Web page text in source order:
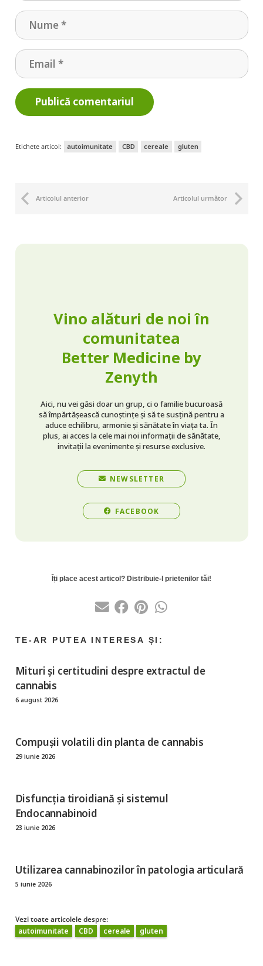
Mituri și certitudini despre extractul de
cannabis
6 august 2026
Compușii volatili din planta de cannabis
29 iunie 2026
Disfuncția tiroidiană și sistemul
Endocannabinoid
23 iunie 2026
Utilizarea cannabinozilor în patologia articulară
5 iunie 2026
Vezi toate articolele despre:
autoimunitate
CBD cereale gluten
Publică comentariul
Etichete articol: autoimunitate CBD cereale gluten
Articolul anterior Articolul următor
Vino alături de noi în
comunitatea
Better Medicine by
Zenyth
Aici, nu vei găsi doar un grup, ci o familie bucuroasă
să împărtășească cunoștințe și să te susțină pentru a
aduce echilibru, armonie și sănătate în viața ta. În
plus, ai acces la cele mai noi informații de sănătate,
invitații la evenimente și resurse exclusive.
NEWSLETTER
FACEBOOK